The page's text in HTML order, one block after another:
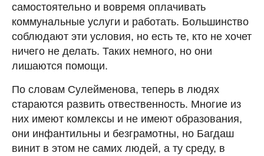
самостоятельно и вовремя оплачивать
коммунальные услуги и работать. Большинство
соблюдают эти условия, но есть те, кто не хочет
ничего не делать. Таких немного, но они
лишаются помощи.
По словам Сулейменова, теперь в людях
стараются развить отвественность. Многие из
них имеют комлексы и не имеют образования,
они инфантильны и безграмотны, но Багдаш
винит в этом не самих людей, а ту среду, в